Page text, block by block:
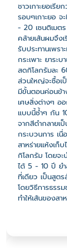
ชาวเกาะยอเรีย
รอบๆเกาะยอ
- 20 เซนติเมต
คล้ายเส้นผมจึง
รับประทานเพรา
กระเพาะ ยาระ
สดกิโลกรัมละ
ส่วนใหญ่จะซื้อเ
มีขั้นตอนค่อนข้า
เศษสิ่งต่างๆ อ
แบบนี้ซ้ำๆ กัน
จากสีดำกลายเ
กระบวนการ เ
สาหร่ายแห้งเก็
กิโลกรัม โดยจ
ได้ 5 - 10 ปี ยำ
ที่เดียว เป็นสูตร
โดยวิธีการธรร
ทำให้เส้นของส